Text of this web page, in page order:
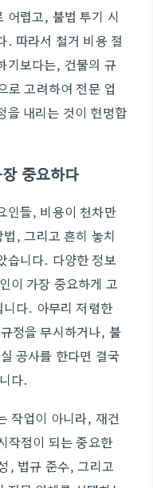
어렵고, 불법 투기 시
. 따라서 철거 비용 절
기보다는, 건물의 규
로 고려하여 전문 업
을 내리는 것이 현명합
중요하다
인들, 비용이 천차만
, 그리고 흔히 놓치
습니다. 다양한 정보
이 가장 중요하게 고
니다. 아무리 저렴한
정을 무시하거나, 불
공사를 한다면 결국
다.
작업이 아니라, 재건
작점이 되는 중요한
, 법규 준수, 그리고